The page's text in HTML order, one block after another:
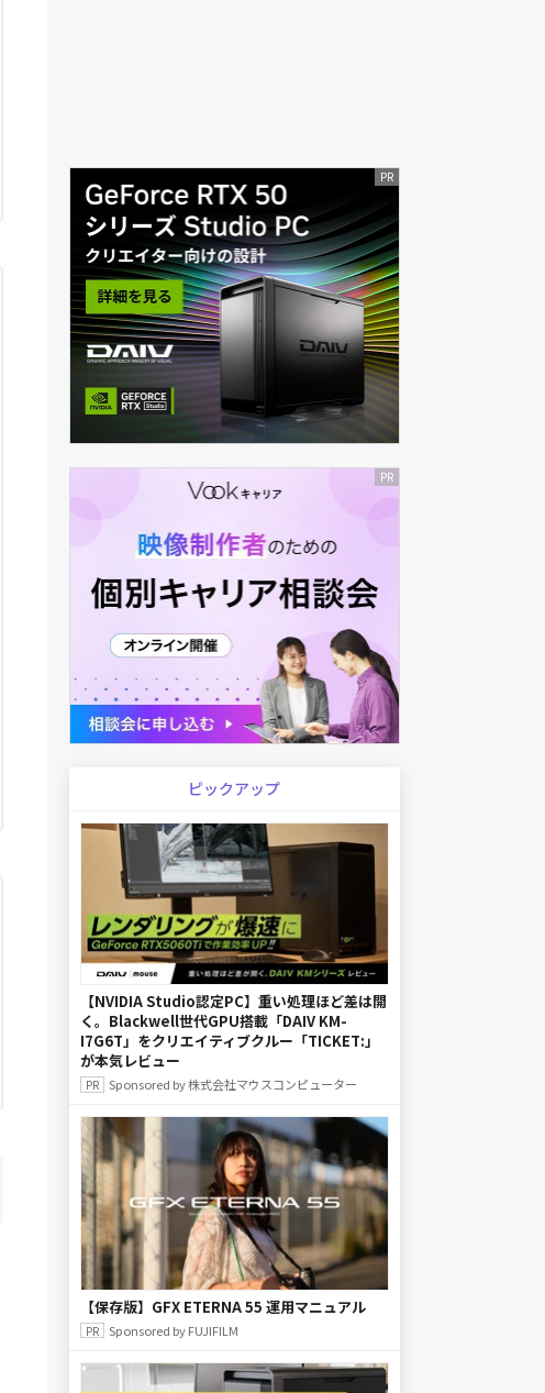
ピックアップ
【NVIDIA Studio認定PC】重い処理ほど差は開
く。Blackwell世代GPU搭載「DAIV KM-
I7G6T」をクリエイティブクルー「TICKET:」
が本気レビュー
Sponsored by 株式会社マウスコンピューター
【保存版】GFX ETERNA 55 運用マニュアル
Sponsored by FUJIFILM